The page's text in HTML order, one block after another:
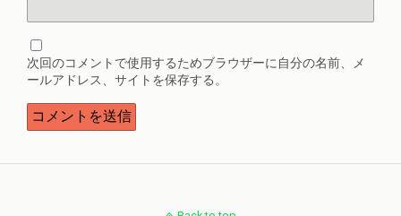
次回のコメントで使用するためブラウザーに自分の名前、メ
ールアドレス、サイトを保存する。